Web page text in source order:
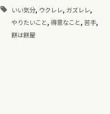
いい気分, ウクレレ, ガズレレ,
やりたいこと, 得意なこと, 苦手,
餅は餅屋